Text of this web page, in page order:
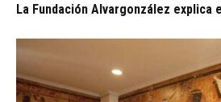
La Fundación Alvargonzález explica